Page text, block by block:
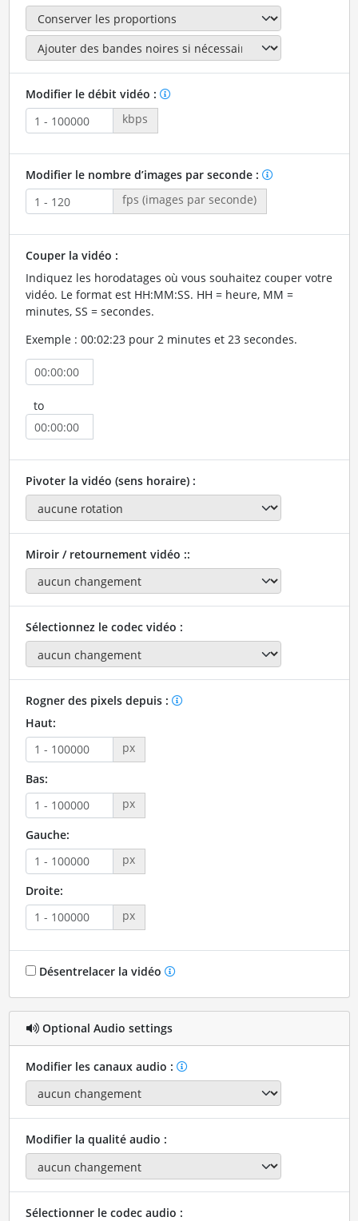
Modifier le débit vidéo :
kbps
Modifier le nombre d’images par seconde :
fps (images par seconde)
Couper la vidéo :
Indiquez les horodatages où vous souhaitez couper votre
vidéo. Le format est HH:MM:SS. HH = heure, MM =
minutes, SS = secondes.
Exemple : 00:02:23 pour 2 minutes et 23 secondes.
to
Pivoter la vidéo (sens horaire) :
Miroir / retournement vidéo ::
Sélectionnez le codec vidéo :
Rogner des pixels depuis :
Haut:
px
Bas:
px
Gauche:
px
Droite:
px
Désentrelacer la vidéo
Optional Audio settings
Modifier les canaux audio :
Modifier la qualité audio :
Sélectionner le codec audio :